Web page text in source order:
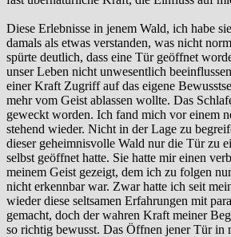
Diese Erlebnisse in jenem Wald, ich habe
damals als etwas verstanden, was nicht
spürte deutlich, dass eine Tür geöffnet
unser Leben nicht unwesentlich
einer Kraft Zugriff auf das eigene
mehr vom Geist ablassen wollte. Das
geweckt worden. Ich fand mich vor einem
stehend wieder. Nicht in der Lage zu
dieser geheimnisvolle Wald nur die Tür zu
selbst geöffnet hatte. Sie hatte mir einen
meinem Geist gezeigt, dem ich zu folgen
nicht erkennbar war. Zwar hatte ich seit
wieder diese seltsamen Erfahrungen mit
gemacht, doch der wahren Kraft meiner
so richtig bewusst. Das Öffnen jener Tür in